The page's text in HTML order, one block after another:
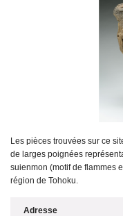
Les pièces trouvées sur ce
de larges poignées
suienmon (motif de flammes
région de Tohoku.
Adresse